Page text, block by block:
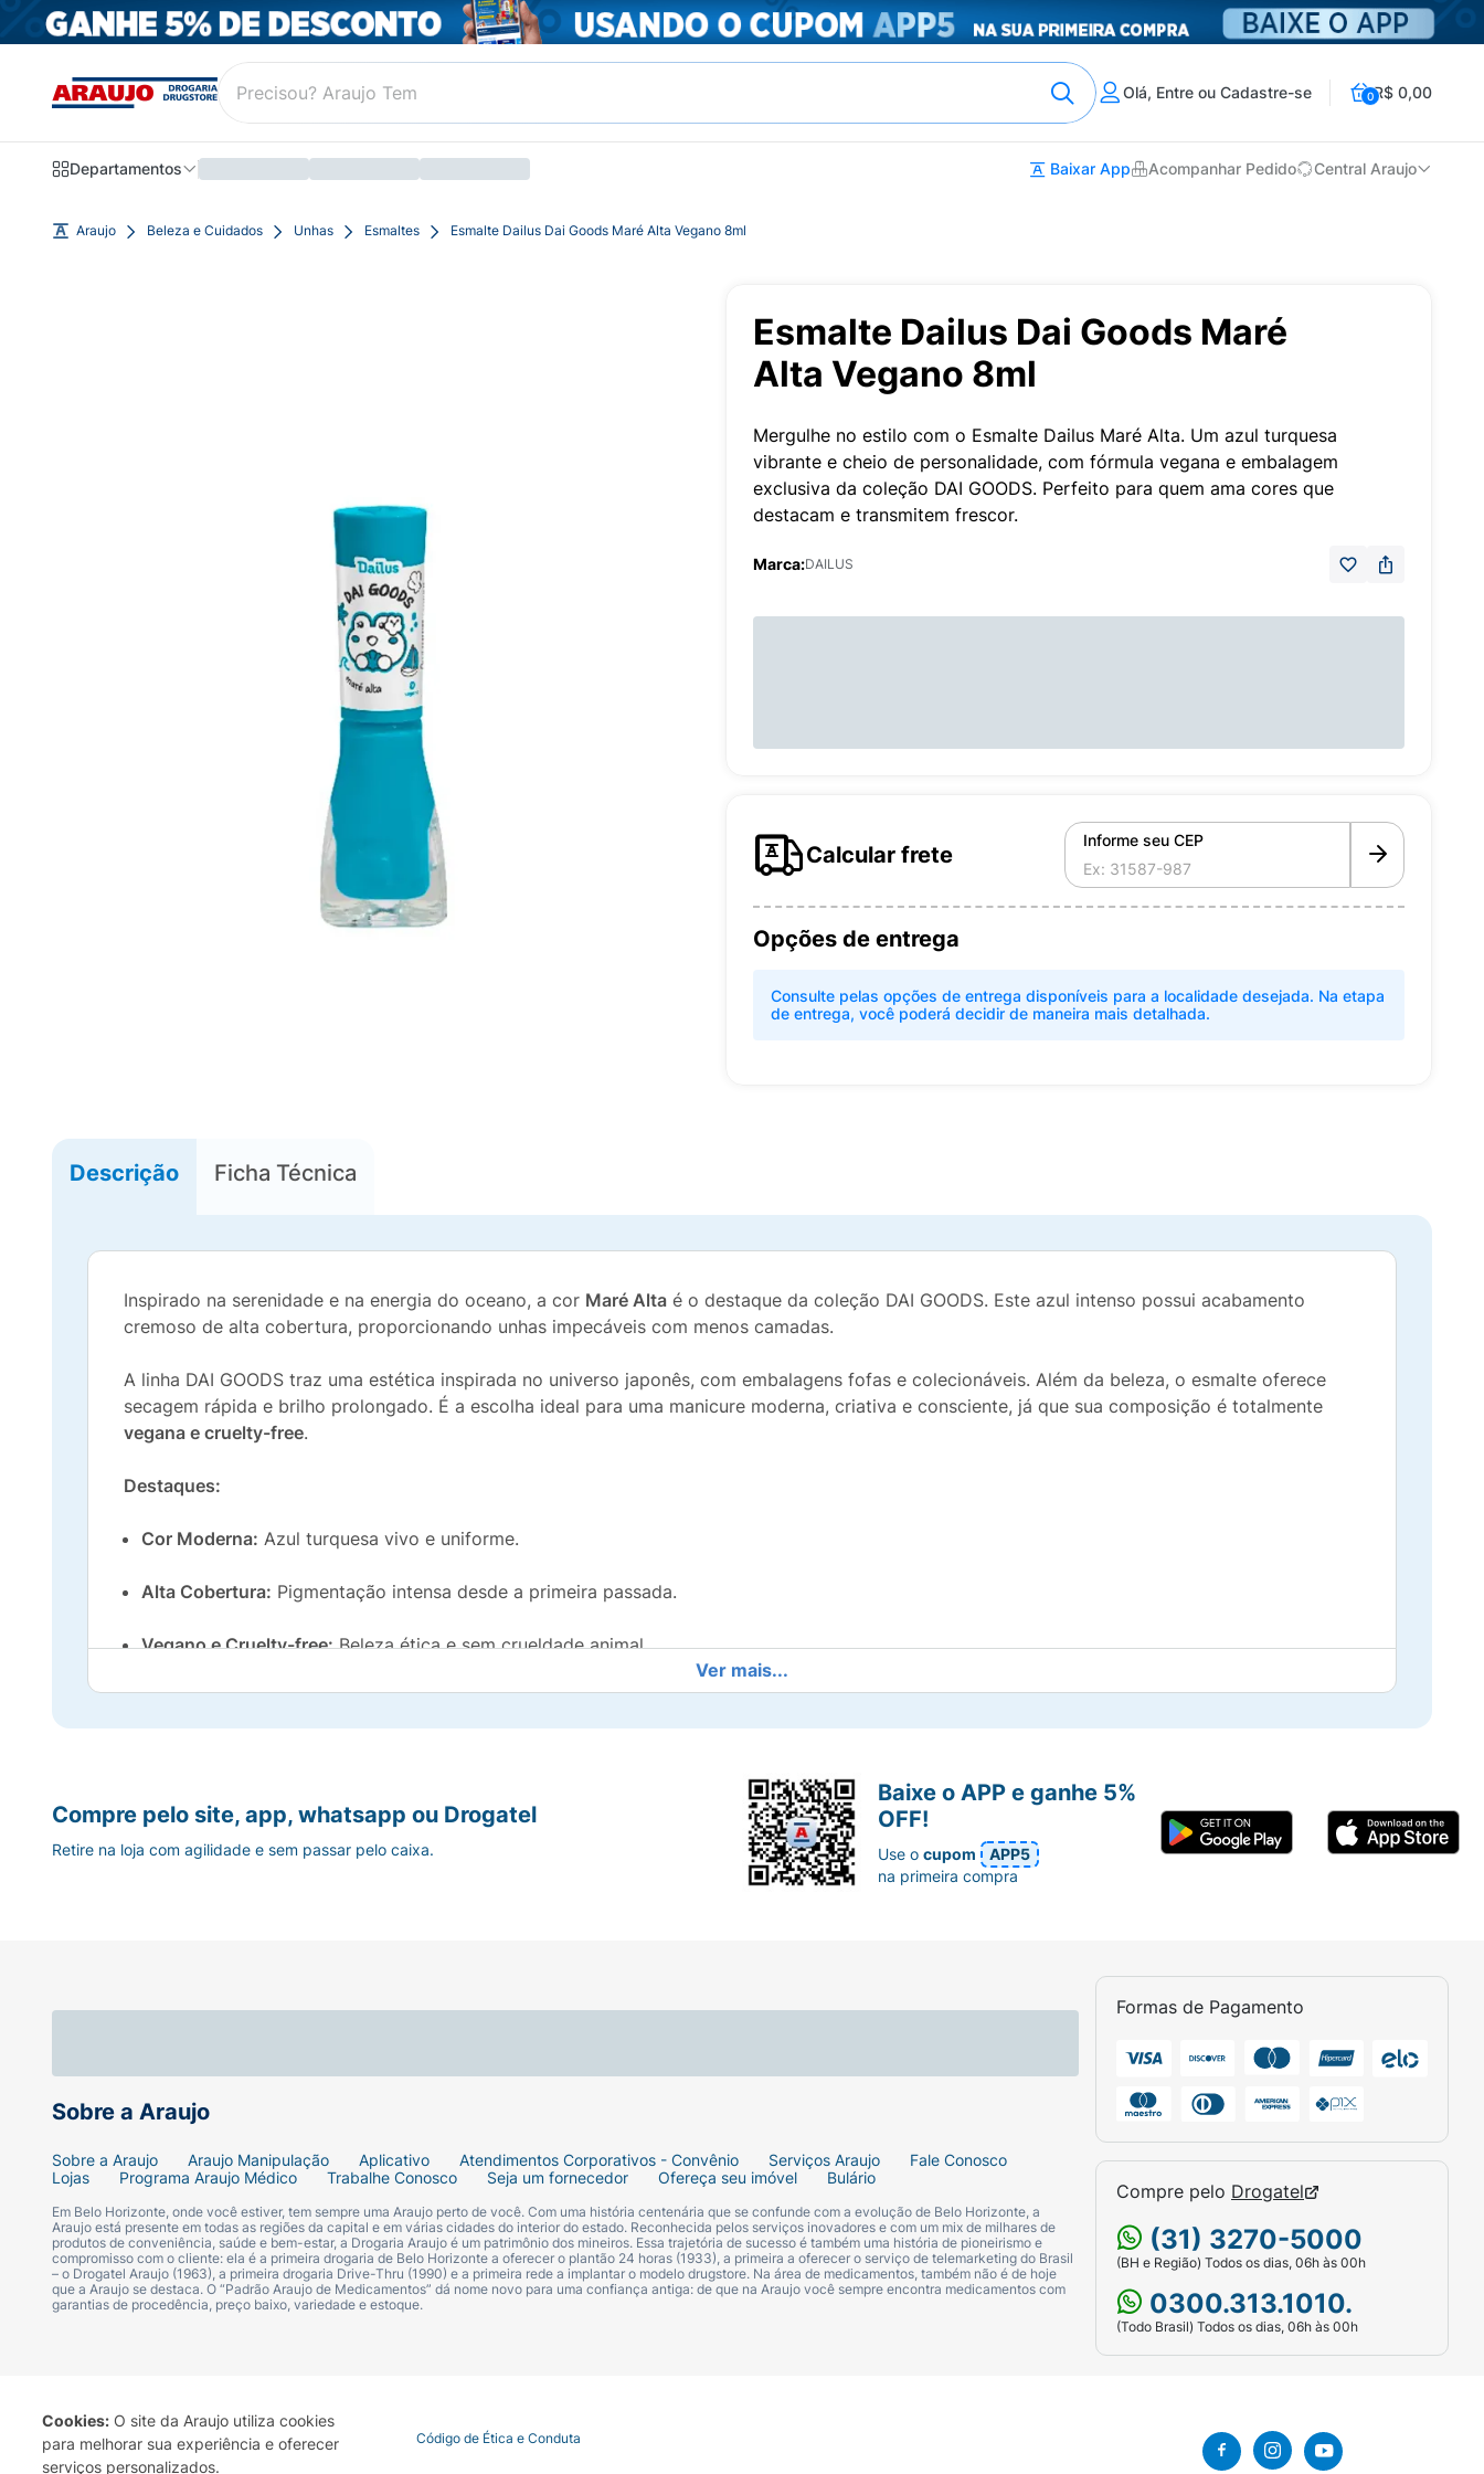
Cookies: O site da Araujo utiliza cookies
para melhorar sua experiência e oferecer
serviços personalizados.
Olá, Entre ou Cadastre-se 0R$ 0,00
Departamentos Baixar App Acompanhar Pedido Central Araujo
Araujo Beleza e Cuidados Unhas Esmaltes Esmalte Dailus Dai Goods Maré Alta Vegano 8ml
Esmalte Dailus Dai Goods Maré
Alta Vegano 8ml
Mergulhe no estilo com o Esmalte Dailus Maré Alta. Um azul turquesa
vibrante e cheio de personalidade, com fórmula vegana e embalagem
exclusiva da coleção DAI GOODS. Perfeito para quem ama cores que
destacam e transmitem frescor.
Marca:DAILUS
Calcular frete
Informe seu CEP
Opções de entrega
Consulte pelas opções de entrega disponíveis para a localidade desejada. Na etapa
de entrega, você poderá decidir de maneira mais detalhada.
Descrição Ficha Técnica
Inspirado na serenidade e na energia do oceano, a cor Maré Alta é o destaque da coleção DAI GOODS. Este azul intenso possui acabamento
cremoso de alta cobertura, proporcionando unhas impecáveis com menos camadas.
A linha DAI GOODS traz uma estética inspirada no universo japonês, com embalagens fofas e colecionáveis. Além da beleza, o esmalte oferece
secagem rápida e brilho prolongado. É a escolha ideal para uma manicure moderna, criativa e consciente, já que sua composição é totalmente
vegana e cruelty-free.
Destaques:
Cor Moderna: Azul turquesa vivo e uniforme.
Alta Cobertura: Pigmentação intensa desde a primeira passada.
Vegano e Cruelty-free:Beleza ética e sem crueldade animal.
Pincel Flat:Facilita a aplicação para um acabamento de salão em casa.
Ver mais...
Sobre a Araujo
Sobre a Araujo Araujo Manipulação Aplicativo Atendimentos Corporativos - Convênio Serviços Araujo
Fale Conosco
Lojas
Programa Araujo Médico Trabalhe Conosco Seja um fornecedor Ofereça seu imóvel Bulário
Em Belo Horizonte, onde você estiver, tem sempre uma Araujo perto de você. Com uma história centenária que se confunde com a evolução de Belo Horizonte, a
Araujo está presente em todas as regiões da capital e em várias cidades do interior do estado. Reconhecida pelos serviços inovadores e com um mix de milhares de
produtos de conveniência, saúde e bem-estar, a Drogaria Araujo é um patrimônio dos mineiros. Essa trajetória de sucesso é também uma história de pioneirismo e
compromisso com o cliente: ela é a primeira drogaria de Belo Horizonte a oferecer o plantão 24 horas (1933), a primeira a oferecer o serviço de telemarketing do Brasil
– o Drogatel Araujo (1963), a primeira drogaria Drive-Thru (1990) e a primeira rede a implantar o modelo drugstore. Na área de medicamentos, também não é de hoje
que a Araujo se destaca. O “Padrão Araujo de Medicamentos” dá nome novo para uma confiança antiga: de que na Araujo você sempre encontra medicamentos com
garantias de procedência, preço baixo, variedade e estoque.
Formas de Pagamento
Compre pelo Drogatel
(31) 3270-5000
(BH e Região) Todos os dias, 06h às 00h
0300.313.1010.
(Todo Brasil) Todos os dias, 06h às 00h
Compre pelo site, app, whatsapp ou Drogatel
Retire na loja com agilidade e sem passar pelo caixa.
Baixe o APP e ganhe 5%
OFF!
Use ocupom
APP5
na primeira compra
Termo de Uso Portal da Privacidade Covid-19 Código de Ética e Conduta